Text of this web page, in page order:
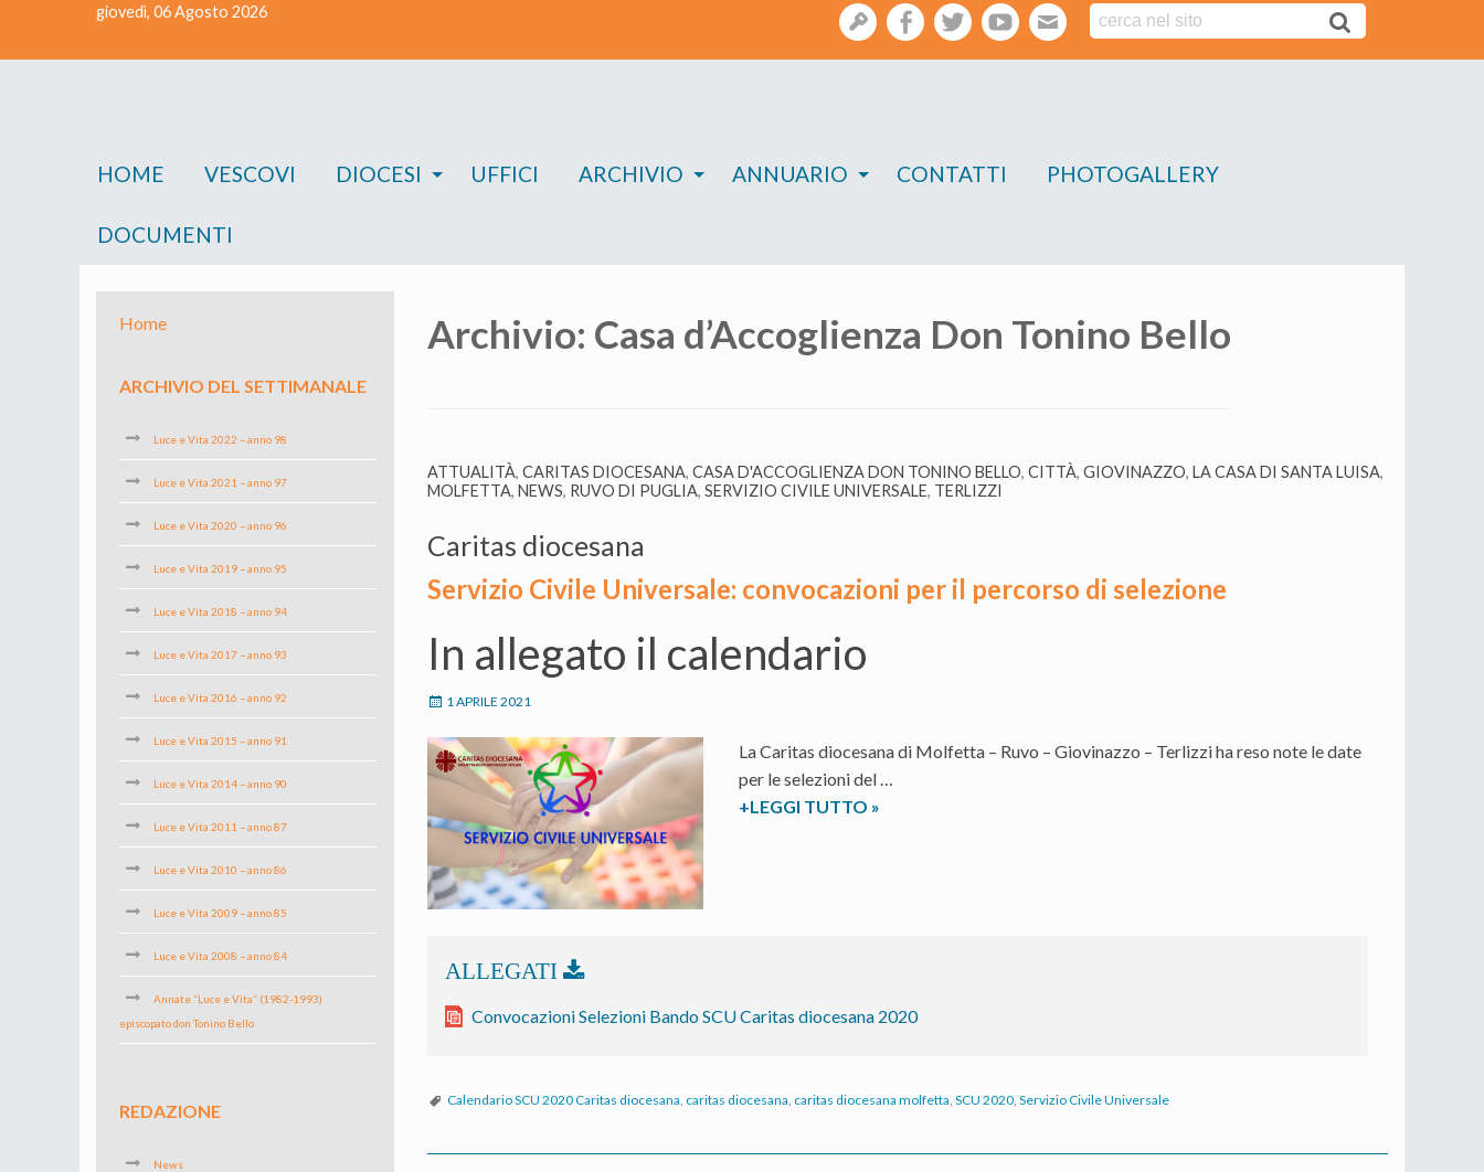
giovedì, 06 Agosto 2026
gestionefacebooktwitteryoutubewebmail
HOME VESCOVI DIOCESI UFFICI ARCHIVIO ANNUARIO CONTATTI PHOTOGALLERY
DOCUMENTI
Archivio: Casa d’Accoglienza Don Tonino Bello
ATTUALITÀ, CARITAS DIOCESANA, CASA D'ACCOGLIENZA DON TONINO BELLO, CITTÀ, GIOVINAZZO, LA CASA DI SANTA LUISA,
MOLFETTA, NEWS, RUVO DI PUGLIA, SERVIZIO CIVILE UNIVERSALE, TERLIZZI
Caritas diocesana
Servizio Civile Universale: convocazioni per il percorso di selezione
In allegato il calendario
1 APRILE 2021
La Caritas diocesana di Molfetta – Ruvo – Giovinazzo – Terlizzi ha reso note le date
per le selezioni del …
+LEGGI TUTTO Servizio
selezione
»
Convocazioni Selezioni Bando SCU Caritas diocesana 2020
Calendario SCU 2020 Caritas diocesana caritas diocesana caritas diocesana molfetta SCU 2020 Servizio Civile Universale
Home
ARCHIVIO DEL SETTIMANALE
Luce e Vita 2022 – anno 98
Luce e Vita 2021 – anno 97
Luce e Vita 2020 – anno 96
Luce e Vita 2019 – anno 95
Luce e Vita 2018 – anno 94
Luce e Vita 2017 – anno 93
Luce e Vita 2016 – anno 92
Luce e Vita 2015 – anno 91
Luce e Vita 2014 – anno 90
Luce e Vita 2011 – anno 87
Luce e Vita 2010 – anno 86
Luce e Vita 2009 – anno 85
Luce e Vita 2008 – anno 84
Annate “Luce e Vita” (1982-1993)
episcopato don Tonino Bello
REDAZIONE
News